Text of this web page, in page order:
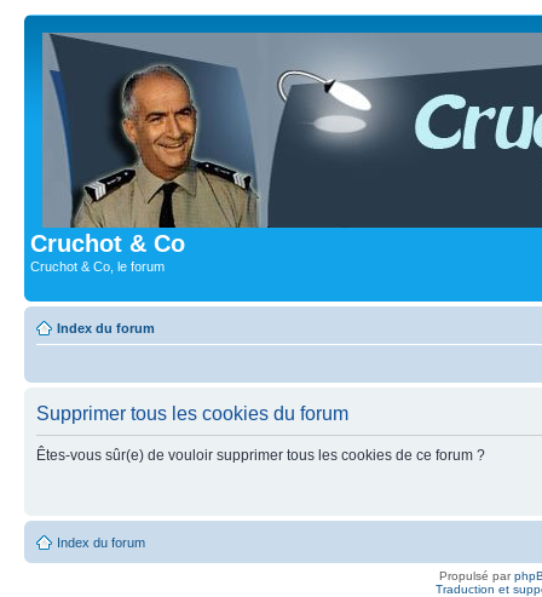
Cruchot & Co
Cruchot & Co, le forum
Index du forum
Supprimer tous les cookies du forum
Êtes-vous sûr(e) de vouloir supprimer tous les cookies de ce forum ?
Index du forum
Propulsé par
Traduction et